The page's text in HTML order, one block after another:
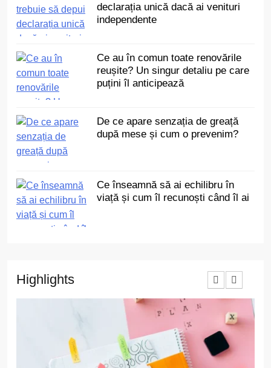
declarația unică dacă ai venituri
independente
Ce au în comun toate renovările
reușite? Un singur detaliu pe care
puțini îl anticipează
De ce apare senzația de greață
după mese și cum o prevenim?
Ce înseamnă să ai echilibru în
viață și cum îl recunoști când îl ai
Highlights
Ce au în comun toate
renovările reușite? Un singur
detaliu pe care puțini îl
anticipează
ACTUALITATE